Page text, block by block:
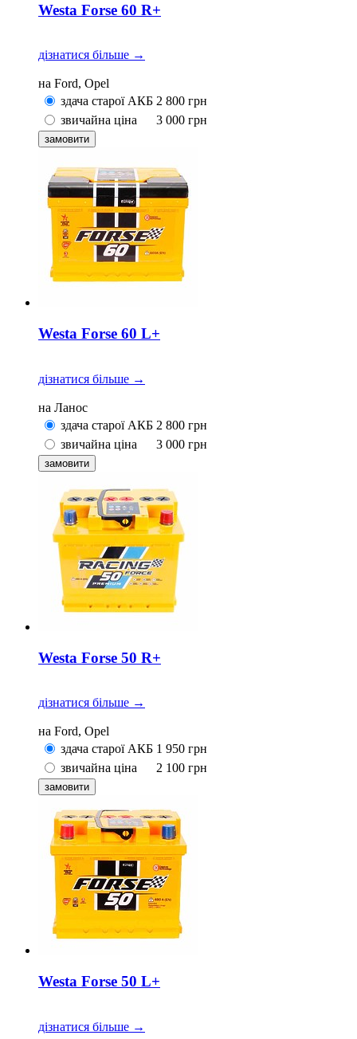
Westa Forse 60 R+
дізнатися більше →
на Ford, Opel
здача старої АКБ 2 800 грн
звичайна ціна
3 000 грн
Westa Forse 60 L+
дізнатися більше →
на Ланос
здача старої АКБ 2 800 грн
звичайна ціна
3 000 грн
Westa Forse 50 R+
дізнатися більше →
на Ford, Opel
здача старої АКБ 1 950 грн
звичайна ціна
2 100 грн
Westa Forse 50 L+
дізнатися більше →